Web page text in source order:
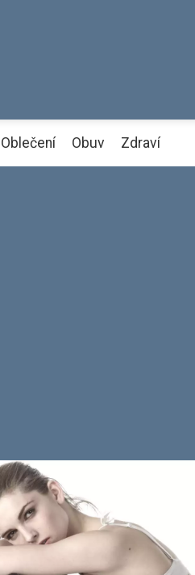
Oblečení Obuv Zdraví